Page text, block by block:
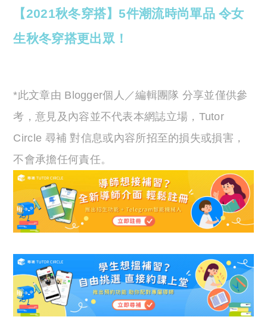
【2021秋冬穿搭】5件潮流時尚單品 令女
生秋冬穿搭更出眾！
*此文章由 Blogger個人／編輯團隊 分享並僅供參
考，意見及內容並不代表本網誌立場，Tutor
Circle 尋補 對信息或內容所招至的損失或損害，
不會承擔任何責任。